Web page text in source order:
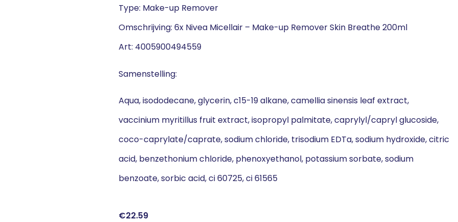
Type: Make-up Remover
Omschrijving: 6x Nivea Micellair – Make-up Remover Skin Breathe 200ml
Art: 4005900494559
Samenstelling:
Aqua, isododecane, glycerin, c15-19 alkane, camellia sinensis leaf extract,
vaccinium myritillus fruit extract, isopropyl palmitate, caprylyl/capryl glucoside,
coco-caprylate/caprate, sodium chloride, trisodium EDTa, sodium hydroxide, citric
acid, benzethonium chloride, phenoxyethanol, potassium sorbate, sodium
benzoate, sorbic acid, ci 60725, ci 61565
€22.59